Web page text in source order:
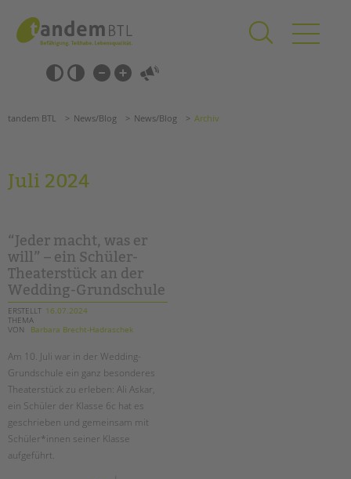
springen
Barrierefrei-
Einstellungen
überspringen
überspringen
Förderzentren
Kollegs
EFöB
Schulbezogene Sozialarbeit
Tagesgruppen
EINGLIEDERUNGSHILFE
BETREUTES WOHNEN
TANDEM BTL AKADEMIE
tandem BTL News/Blog News/Blog Archiv
Juli 2024
“Jeder macht, was er
will” – ein Schüler-
Theaterstück an der
Wedding-Grundschule
ERSTELLT 16.07.2024
THEMA
VON
Barbara Brecht-Hadraschek
Am 10. Juli war in der Wedding-
Grundschule ein ganz besonderes
Theaterstück zu erleben: Ali Askar,
ein Schüler der Klasse 6c hat es
geschrieben und gemeinsam mit
Schüler*innen seiner Klasse
aufgeführt.